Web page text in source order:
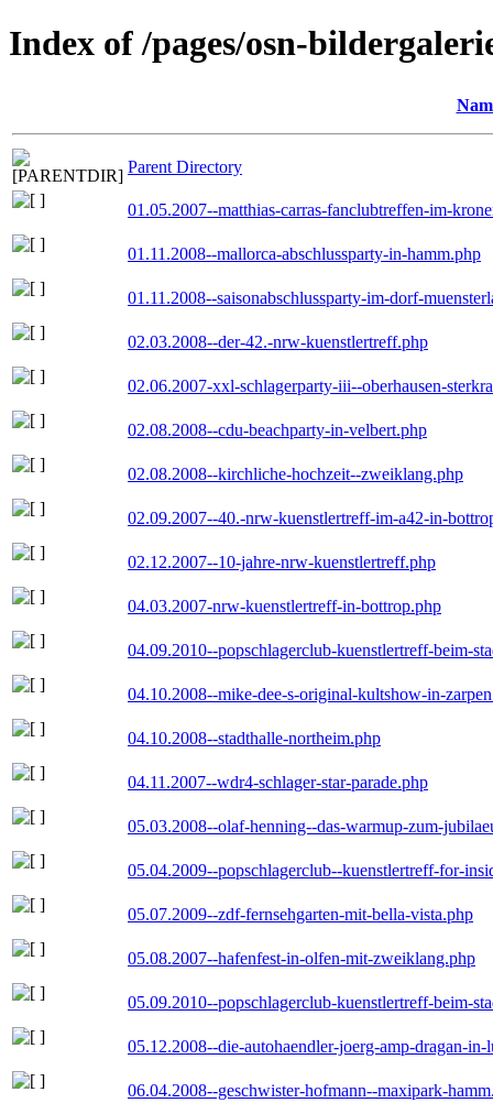
Index of /pages/osn-
Parent Directory
01.05.2007--matthias-carras-fanclubtreffen-im-
01.11.2008--mallorca-abschlussparty-in-hamm.php
01.11.2008--saisonabschlussparty-im-dorf-
02.03.2008--der-42.-nrw-kuenstlertreff.php
02.06.2007-xxl-schlagerparty-iii--oberhausen-
02.08.2008--cdu-beachparty-in-velbert.php
02.08.2008--kirchliche-hochzeit--zweiklang.php
02.09.2007--40.-nrw-kuenstlertreff-im-a42-in-
02.12.2007--10-jahre-nrw-kuenstlertreff.php
04.03.2007-nrw-kuenstlertreff-in-bottrop.php
04.09.2010--popschlagerclub-kuenstlertreff-beim-
04.10.2008--mike-dee-s-original-kultshow-in-
04.10.2008--stadthalle-northeim.php
04.11.2007--wdr4-schlager-star-parade.php
05.03.2008--olaf-henning--das-warmup-zum-
05.04.2009--popschlagerclub--kuenstlertreff-for-
05.07.2009--zdf-fernsehgarten-mit-bella-vista.php
05.08.2007--hafenfest-in-olfen-mit-zweiklang.php
05.09.2010--popschlagerclub-kuenstlertreff-beim-
05.12.2008--die-autohaendler-joerg-amp-dragan-in-
06.04.2008--geschwister-hofmann--maxipark-